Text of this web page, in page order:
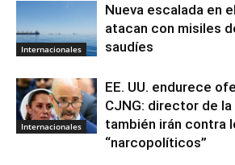
Internacionales
Nueva escalada en
atacan con misiles
saudíes
Internacionales
EE. UU. endurece
CJNG: director de
también irán contra
“narcopolíticos”